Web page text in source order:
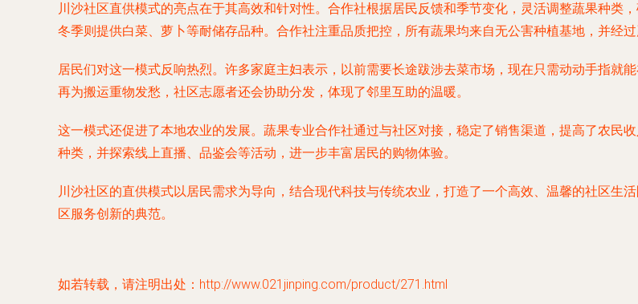
川沙社区直供模式的亮点在于其高效和针对性。合作社根据居民反馈和季节变化，灵活调整蔬果种类
冬季则提供白菜、萝卜等耐储存品种。合作社注重品质把控，所有蔬果均来自无公害种植基地，并经
居民们对这一模式反响热烈。许多家庭主妇表示，以前需要长途跋涉去菜市场，现在只需动动手指就
再为搬运重物发愁，社区志愿者还会协助分发，体现了邻里互助的温暖。
这一模式还促进了本地农业的发展。蔬果专业合作社通过与社区对接，稳定了销售渠道，提高了农民
种类，并探索线上直播、品鉴会等活动，进一步丰富居民的购物体验。
川沙社区的直供模式以居民需求为导向，结合现代科技与传统农业，打造了一个高效、温馨的社区生
区服务创新的典范。
如若转载，请注明出处：http://www.021jinping.com/product/271.html